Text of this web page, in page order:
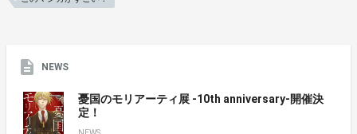
NEWS
憂国のモリアーティ展 -10th anniversary-開催決
定！